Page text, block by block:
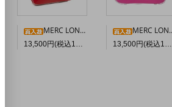
MERC LONDON エアラインバッグ〈レッド〉
13,500円(税込14,850円)
MERC LONDON “OLLIE” ショルダーバッグ〈ピンク〉
13,500円(税込14,850円)